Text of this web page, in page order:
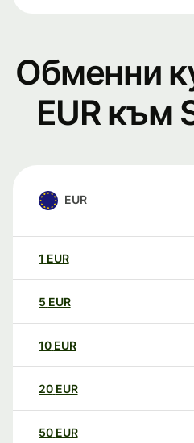
Обменни
EUR към
EUR
1 EUR
5 EUR
10 EUR
20 EUR
50 EUR